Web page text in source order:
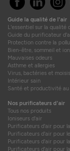
Guide la qualité de l'air
L'essentiel sur la qualité
Guide du purificateur
Protection contre la
Bien-être, sommeil et
Mauvaises odeurs
Asthme et allergies
Virus, bactéries et
Intérieur sain
Santé et productivité
Nos purificateurs d'air
Tous nos produits
Ioniseurs d'air
Purificateurs d'air pour
Purificateurs d'air pour
Purificateurs d'air pour
Purificateurs d'air pour